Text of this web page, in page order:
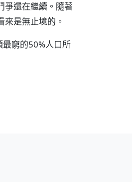
爭還在繼續。隨著
是無止境的。
窮的50%人口所